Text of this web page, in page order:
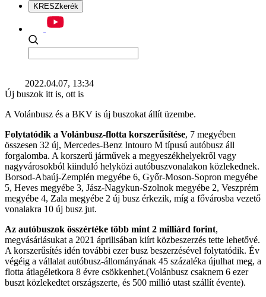
KRESZkerék
2022.04.07, 13:34
Új buszok itt is, ott is
A Volánbusz és a BKV is új buszokat állít üzembe.
Folytatódik a Volánbusz-flotta korszerűsítése, 7 megyében
összesen 32 új, Mercedes-Benz Intouro M típusú autóbusz áll
forgalomba. A korszerű járművek a megyeszékhelyekről vagy
nagyvárosokból kiinduló helyközi autóbuszvonalakon közlekednek.
Borsod-Abaúj-Zemplén megyébe 6, Győr-Moson-Sopron megyébe
5, Heves megyébe 3, Jász-Nagykun-Szolnok megyébe 2, Veszprém
megyébe 4, Zala megyébe 2 új busz érkezik, míg a fővárosba vezető
vonalakra 10 új busz jut.
Az autóbuszok összértéke több mint 2 milliárd forint,
megvásárlásukat a 2021 áprilisában kiírt közbeszerzés tette lehetővé.
A korszerűsítés idén további ezer busz beszerzésével folytatódik. Év
végéig a vállalat autóbusz-állományának 45 százaléka újulhat meg, a
flotta átlagéletkora 8 évre csökkenhet.(Volánbusz csaknem 6 ezer
buszt közlekedtet országszerte, és 500 millió utast szállít évente).